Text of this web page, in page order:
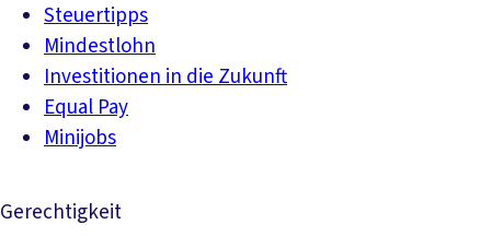
Steuertipps
Mindestlohn
Investitionen in die Zukunft
Equal Pay
Minijobs
Gerechtigkeit